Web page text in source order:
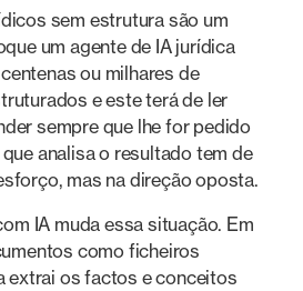
sem estrutura são um
um agente de IA jurídica
ou milhares de
e este terá de ler
sempre que lhe for pedido
analisa o resultado tem de
mas na direção oposta.
IA muda essa situação. Em
como ficheiros
extrai os factos e conceitos